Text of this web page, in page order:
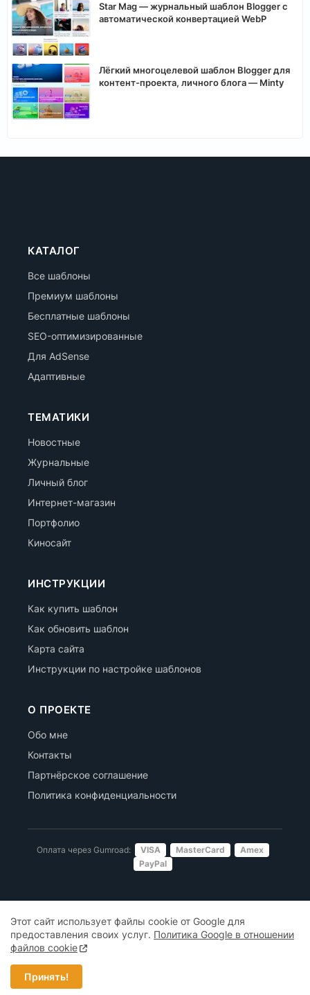
Star Mag — журнальный шаблон Blogger с
автоматической конвертацией WebP
Лёгкий многоцелевой шаблон Blogger для
контент-проекта, личного блога — Minty
КАТАЛОГ
Все шаблоны
Премиум шаблоны
Бесплатные шаблоны
SEO-оптимизированные
Для AdSense
Адаптивные
ТЕМАТИКИ
Новостные
Журнальные
Личный блог
Интернет-магазин
Портфолио
Киносайт
ИНСТРУКЦИИ
Как купить шаблон
Как обновить шаблон
Карта сайта
Инструкции по настройке шаблонов
О ПРОЕКТЕ
Обо мне
Контакты
Партнёрское соглашение
Политика конфиденциальности
Оплата через Gumroad: VISA MasterCard
Amex
PayPal
Copyright © 2025—2026LeVTemplate — каталог шаблонов для
активная открытая для индексации гиперссылка на него
Этот сайт использует файлы cookie от Google для
предоставления своих услуг. Политика Google в отношении
файлов cookie
Принять!